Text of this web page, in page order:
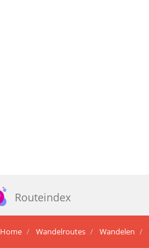
Routeindex
Home Wandelroutes Wandelen